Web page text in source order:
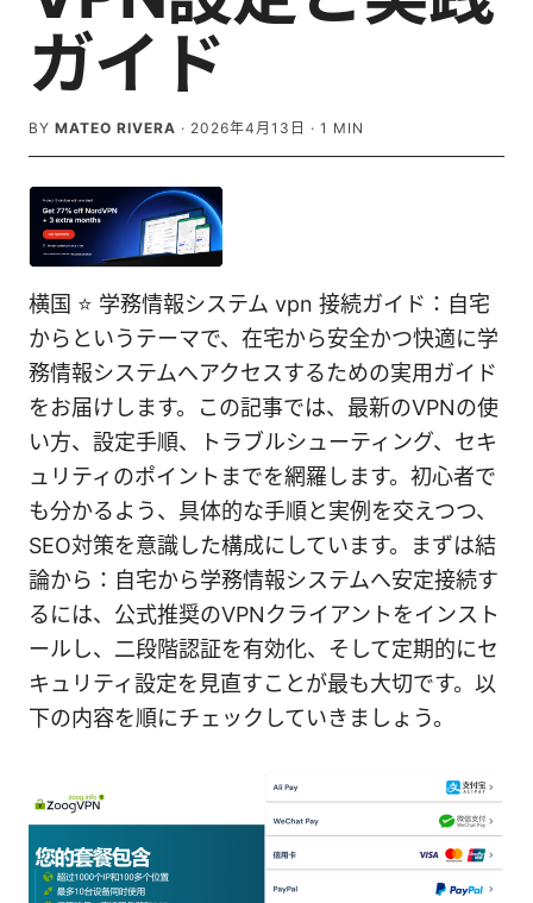
ガイド
BY MATEO RIVERA · 2026年4月13日 · 1 MIN
横国 ⭐ 学務情報システム vpn 接続ガイド：自宅
からというテーマで、在宅から安全かつ快適に学
務情報システムへアクセスするための実用ガイド
をお届けします。この記事では、最新のVPNの使
い方、設定手順、トラブルシューティング、セキ
ュリティのポイントまでを網羅します。初心者で
も分かるよう、具体的な手順と実例を交えつつ、
SEO対策を意識した構成にしています。まずは結
論から：自宅から学務情報システムへ安定接続す
るには、公式推奨のVPNクライアントをインスト
ールし、二段階認証を有効化、そして定期的にセ
キュリティ設定を見直すことが最も大切です。以
下の内容を順にチェックしていきましょう。